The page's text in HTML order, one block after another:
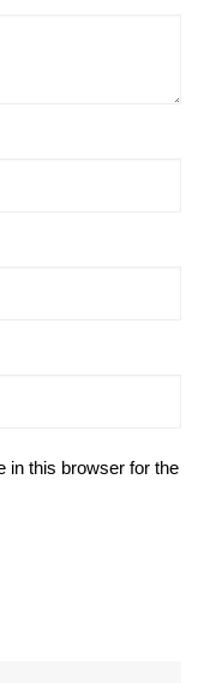
in this browser for the